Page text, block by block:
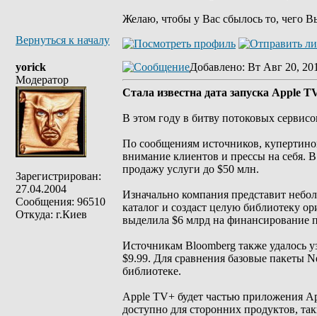
Желаю, чтобы у Вас сбылось то, чего
Вернуться к началу
yorick
Модератор
Зарегистрирован:
27.04.2004
Сообщения: 96510
Откуда: г.Киев
Добавлено: Вт Авг 20,
Стала известна дата запуска Apple
В этом году в битву потоковых
По сообщениям источников,
внимание клиентов и прессы на себя.
продажу услуги до $50 млн.
Изначально компания представит
каталог и создаст целую библиотеку
выделила $6 млрд на финансирование
Источникам Bloomberg также удалось
$9.99. Для сравнения базовые пакеты
библиотеке.
Apple TV+ будет частью приложения
доступно для сторонних продуктов,